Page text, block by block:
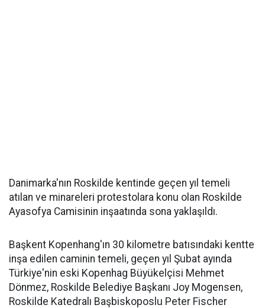
Danimarka'nın Roskilde kentinde geçen yıl temeli
atılan ve minareleri protestolara konu olan Roskilde
Ayasofya Camisinin inşaatında sona yaklaşıldı.
Başkent Kopenhang'ın 30 kilometre batısındaki kentte
inşa edilen caminin temeli, geçen yıl Şubat ayında
Türkiye'nin eski Kopenhag Büyükelçisi Mehmet
Dönmez, Roskilde Belediye Başkanı Joy Mogensen,
Roskilde Katedralı Başbiskoposlu Peter Fischer